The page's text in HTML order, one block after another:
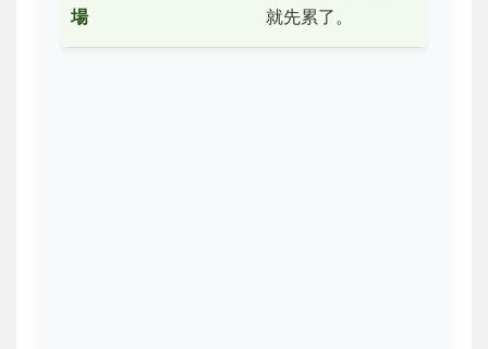
場
就先累了。